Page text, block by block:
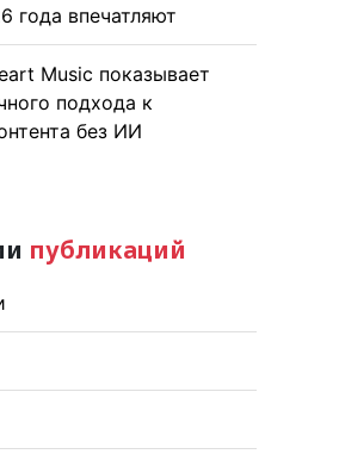
года впечатляют
Music показывает
подхода к
без ИИ
публикаций